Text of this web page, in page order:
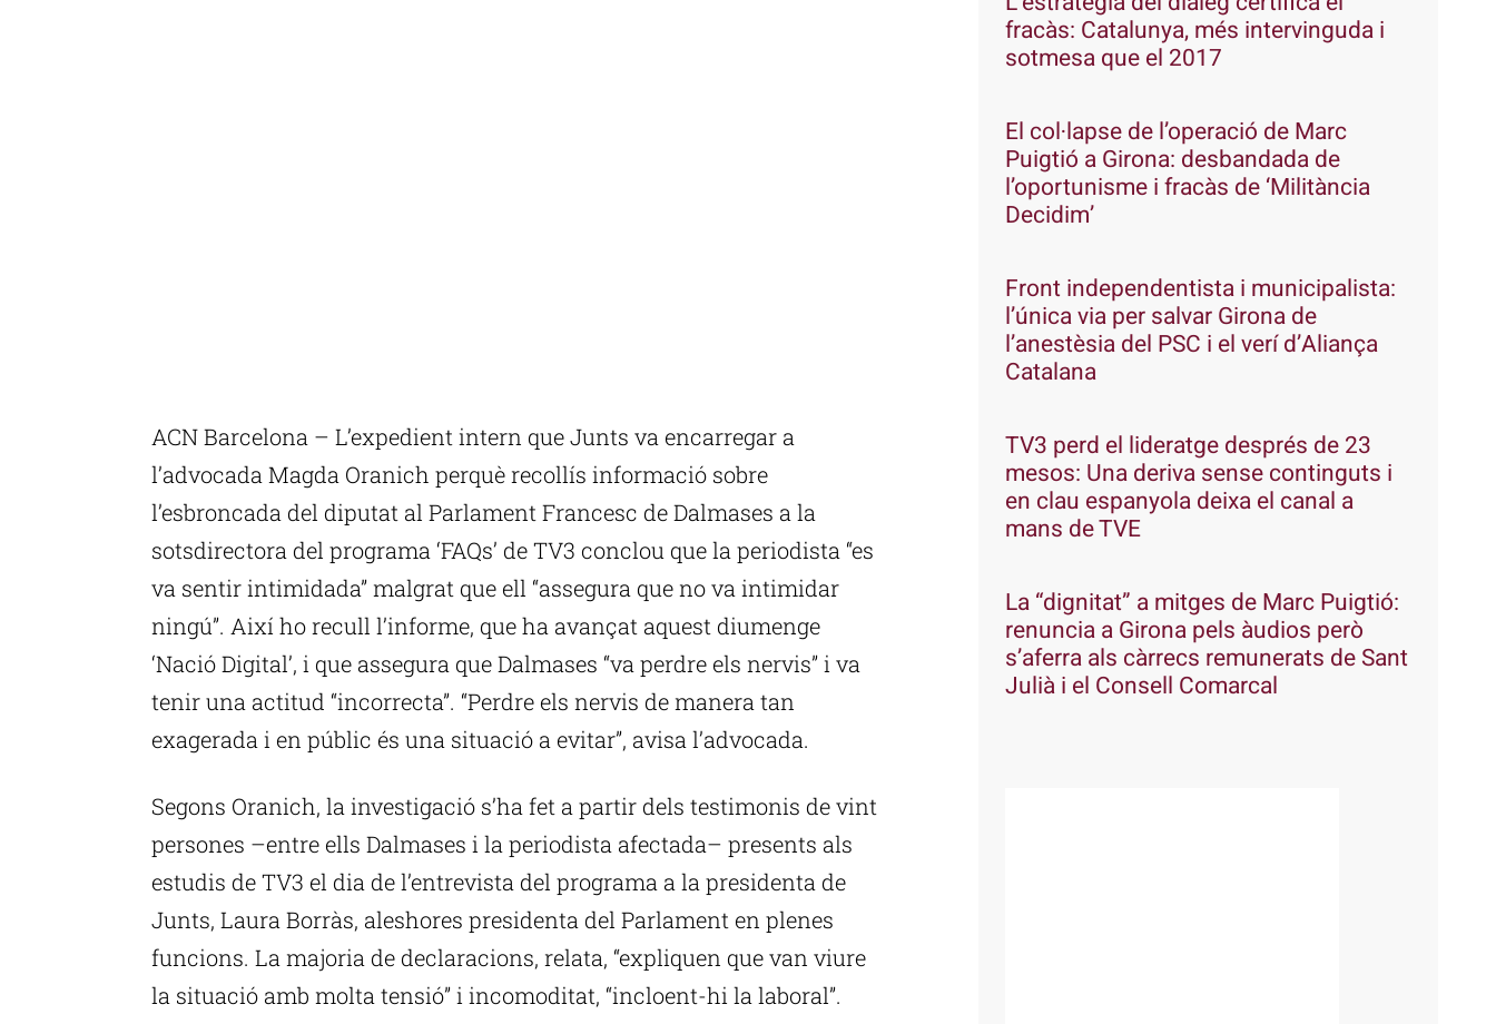
ACN Barcelona – L’expedient intern que Junts va encarregar a
l’advocada Magda Oranich perquè recollís informació sobre
l’esbroncada del diputat al Parlament Francesc de Dalmases a la
sotsdirectora del programa ‘FAQs’ de TV3 conclou que la periodista “es
va sentir intimidada” malgrat que ell “assegura que no va intimidar
ningú”. Així ho recull l’informe, que ha avançat aquest diumenge
‘Nació Digital’, i que assegura que Dalmases “va perdre els nervis” i va
tenir una actitud “incorrecta”. “Perdre els nervis de manera tan
exagerada i en públic és una situació a evitar”, avisa l’advocada.
Segons Oranich, la investigació s’ha fet a partir dels testimonis de vint
persones –entre ells Dalmases i la periodista afectada– presents als
estudis de TV3 el dia de l’entrevista del programa a la presidenta de
Junts, Laura Borràs, aleshores presidenta del Parlament en plenes
funcions. La majoria de declaracions, relata, “expliquen que van viure
la situació amb molta tensió” i incomoditat, “incloent-hi la laboral”.
fracàs: Catalunya, més intervinguda i
sotmesa que el 2017
El col·lapse de l’operació de Marc
Puigtió a Girona: desbandada de
l’oportunisme i fracàs de ‘Militància
Decidim’
Front independentista i municipalista:
l’única via per salvar Girona de
l’anestèsia del PSC i el verí d’Aliança
Catalana
TV3 perd el lideratge després de 23
mesos: Una deriva sense continguts i
en clau espanyola deixa el canal a
mans de TVE
La “dignitat” a mitges de Marc Puigtió:
renuncia a Girona pels àudios però
s’aferra als càrrecs remunerats de Sant
Julià i el Consell Comarcal